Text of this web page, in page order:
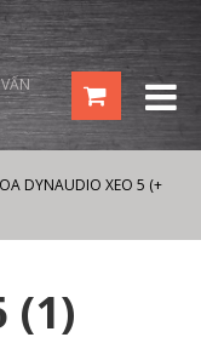
DYNAUDIO XEO 5 (+
(1)